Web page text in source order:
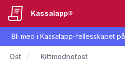
Bli med i Kassalapp-fellesskapet på
Kassalapp®
Ost Kittmodnetost